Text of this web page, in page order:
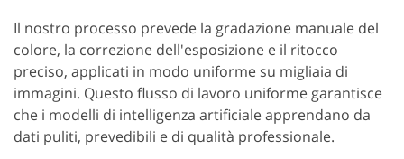
Il nostro processo prevede la gradazione manuale del
colore, la correzione dell'esposizione e il ritocco
preciso, applicati in modo uniforme su migliaia di
immagini. Questo flusso di lavoro uniforme garantisce
che i modelli di intelligenza artificiale apprendano da
dati puliti, prevedibili e di qualità professionale.